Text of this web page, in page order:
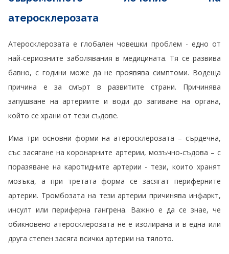
атеросклерозата
Атеросклерозата е глобален човешки проблем - едно от
най-сериозните заболявания в медицината. Тя се развива
бавно, с години може да не проявява симптоми. Водеща
причина е за смърт в развитите страни. Причинява
запушване на артериите и води до загиване на органа,
който се храни от тези съдове.
Има три основни форми на атеросклерозата – сърдечна,
със засягане на коронарните артерии, мозъчно-съдова – с
поразяване на каротидните артерии - тези, които хранят
мозъка, а при третата форма се засягат периферните
артерии. Тромбозата на тези артерии причинява инфаркт,
инсулт или периферна гангрена. Важно е да се знае, че
обикновено атеросклерозата не е изолирана и в една или
друга степен засяга всички артерии на тялото.